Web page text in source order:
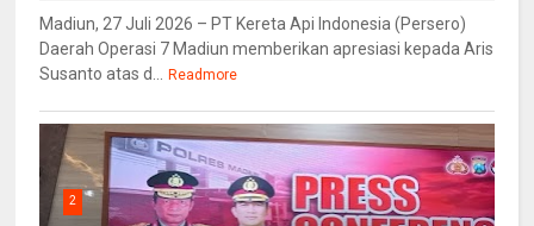
Madiun, 27 Juli 2026 – PT Kereta Api Indonesia (Persero)
Daerah Operasi 7 Madiun memberikan apresiasi kepada Aris
Susanto atas d...
Readmore
2